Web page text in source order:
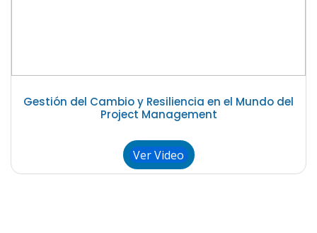
Gestión del Cambio y Resiliencia en el Mundo del
Project Management
Ver Video